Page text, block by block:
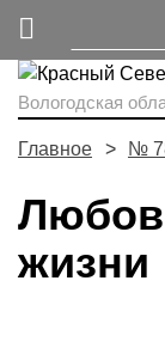
Вологодская
Главное №
жизни